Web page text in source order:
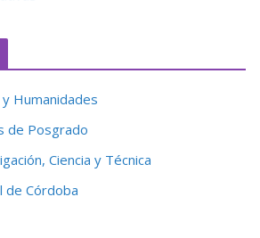
Humanidades
de Posgrado
Ciencia y Técnica
de Córdoba